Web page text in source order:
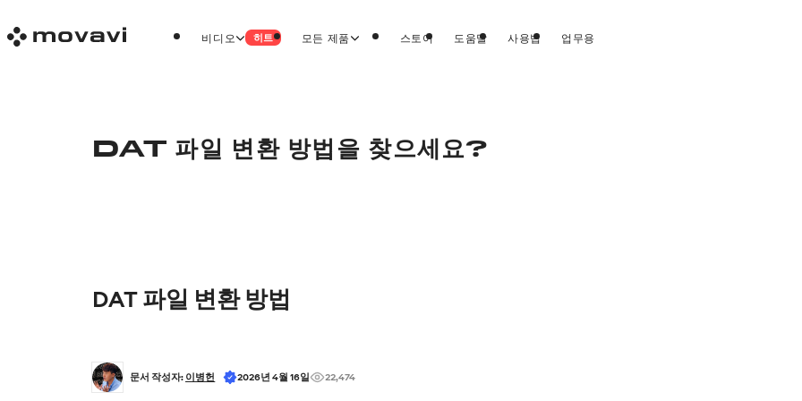
비디오 히트 모든 제품 스토어 도움말 사용법 업무용
DAT 파일 변환 방법을 찾으세요?
DAT 파일 변환 방법
문서 작성자: 이병헌 2026년 4월 16일 22,474